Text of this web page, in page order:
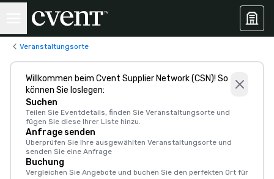
Veranstaltungsorte
Willkommen beim Cvent Supplier Network (CSN)! So
können Sie loslegen:
Suchen
Teilen Sie Eventdetails, finden Sie Veranstaltungsorte und
fügen Sie diese Ihrer Liste hinzu.
Anfrage senden
Überprüfen Sie Ihre ausgewählten Veranstaltungsorte und
senden Sie eine Anfrage
Buchung
Vergleichen Sie Angebote und buchen Sie den perfekten Ort für